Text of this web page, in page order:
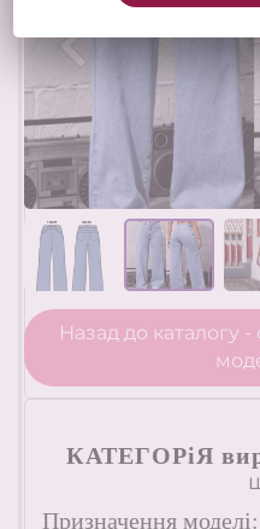
Назад до каталогу
КАТЕГОРіЯ
Призначення моделі: